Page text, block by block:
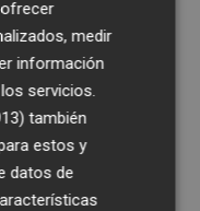
medir
información
servicios.
también
estos y
datos de